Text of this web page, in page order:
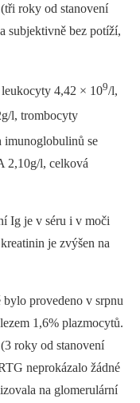
roky od stanovení
subjektivně bez potíží,
4,42 × 109/l,
l, trombocyty
se
2,10g/l, celková
Ig je v séru i v moči
je zvýšen na
provedeno v srpnu
1,6% plazmocytů.
roky od stanovení
neprokázalo žádné
na glomerulární